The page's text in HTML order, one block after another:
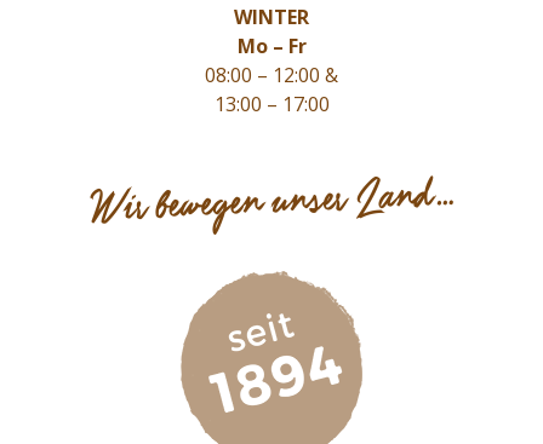
WINTER
Mo – Fr
08:00 – 12:00 &
13:00 – 17:00